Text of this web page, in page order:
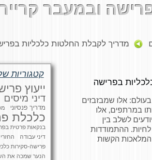
ובמעבר
מדריך לקבלת החלטות כלכליות
בפרישה
אלו שמבזבזים
במרתפים, אלו
לשלב בין
לחיות. ההתמודדות
הקשות
קטגוריות
ייעוץ
דיני מיסים
מדריך פנסיוני
כלכלת
בנקאות פרטית
דיני עבודה
פרישה-סקירות
הנער שמכה את